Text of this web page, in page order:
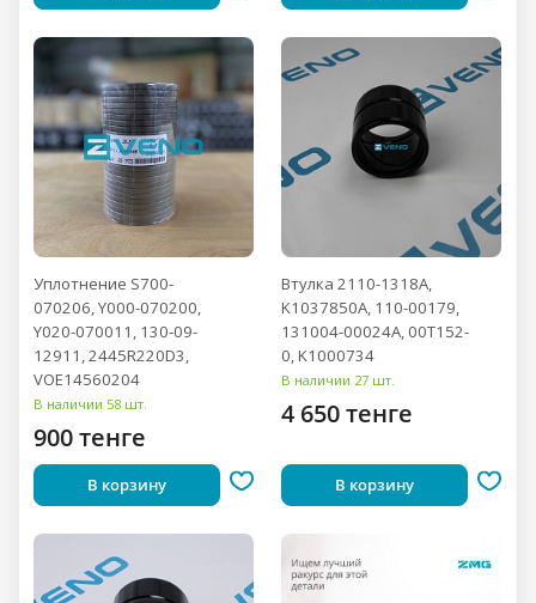
Уплотнение S700-
070206, Y000-070200,
Y020-070011, 130-09-
12911, 2445R220D3,
VOE14560204
В наличии 58 шт.
900 тенге
В корзину
Втулка 2110-1318A,
K1037850A, 110-00179,
131004-00024A, 00T152-
0, K1000734
В наличии 27 шт.
4 650 тенге
В корзину